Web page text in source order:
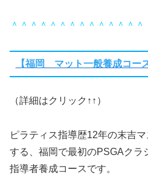
＾＾＾＾＾＾＾＾＾＾＾＾＾＾
【福岡 マット一般養成コー
（詳細はクリック↑↑）
ピラティス指導歴12年の末吉
する、福岡で最初のPSGAクラ
指導者養成コースです。